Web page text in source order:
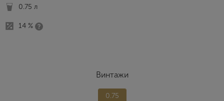
0.75 л
14 %
Винтажи
0.75